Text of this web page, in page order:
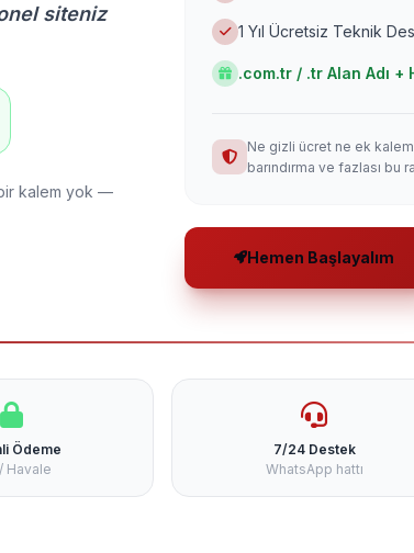
siteniz
kalem yok —
1 Yıl Ücretsiz Teknik
.com.tr / .tr Alan Adı +
Ne gizli ücret ne ek
barındırma ve fazlası bu
Hemen Başlayalım
Ödeme
Havale
7/24 Destek
WhatsApp hattı